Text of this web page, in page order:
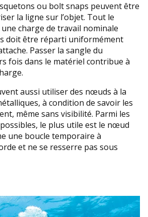
ou bolt snaps peuvent être
la ligne sur l’objet. Tout le
charge de travail nominale
doit être réparti uniformément
Passer la sangle du
fois dans le matériel contribue à
aussi utiliser des nœuds à la
à condition de savoir les
même sans visibilité. Parmi les
le plus utile est le nœud
une boucle temporaire à
et ne se resserre pas sous